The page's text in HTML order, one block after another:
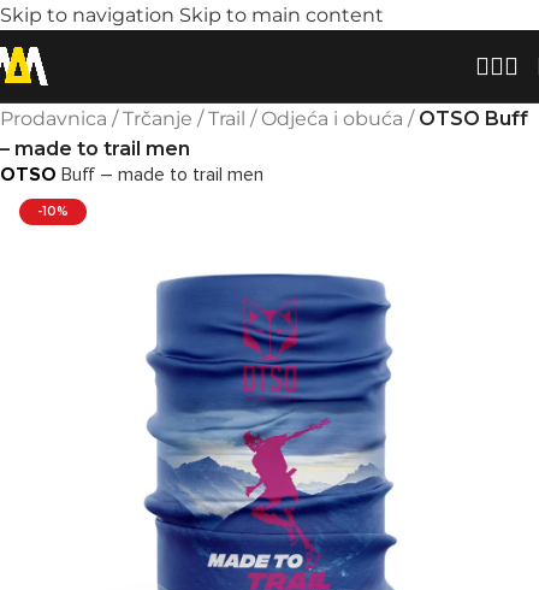
Skip to navigation Skip to main content
Prodavnica /Trčanje /Trail / Odjeća i obuća / OTSO Buff
– made to trail men
OTSO Buff – made to trail men
-10%